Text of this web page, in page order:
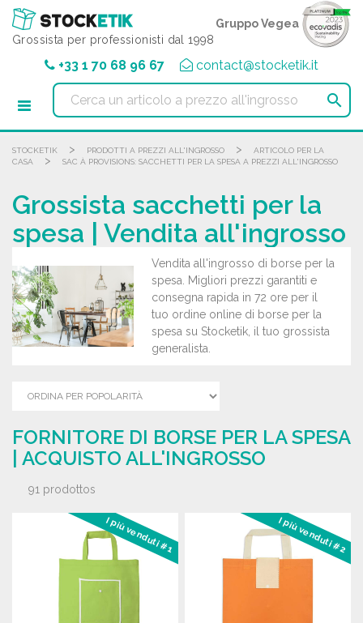
Grossista per professionisti dal 1998
Gruppo Vegea
+33 1 70 68 96 67 contact@stocketik.it

STOCKETIK > PRODOTTI A PREZZI ALL'INGROSSO >
ARTICOLO PER LA
CASA
> SAC À PROVISIONS: SACCHETTI PER LA SPESA A PREZZI ALL'INGROSSO
Grossista sacchetti per la
spesa | Vendita all'ingrosso
Vendita all'ingrosso di borse per la
spesa. Migliori prezzi garantiti e
consegna rapida in 72 ore per il
tuo ordine online di borse per la
spesa su Stocketik, il tuo grossista
generalista.
FORNITORE DI BORSE PER LA SPESA
| ACQUISTO ALL'INGROSSO
91 prodottos
I più venduti #1 I più venduti #2
Pannello di gestione dei cookies